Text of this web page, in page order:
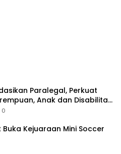
Paralegal, Perkuat
Anak dan Disabilitas
0
Kejuaraan Mini Soccer